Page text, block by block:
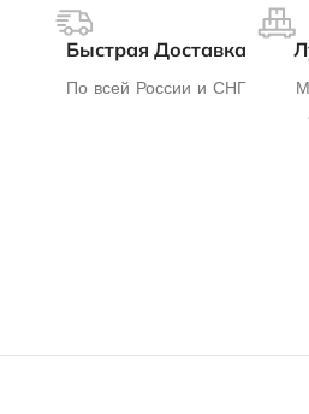
Быстрая Доставка
По всей России и СНГ